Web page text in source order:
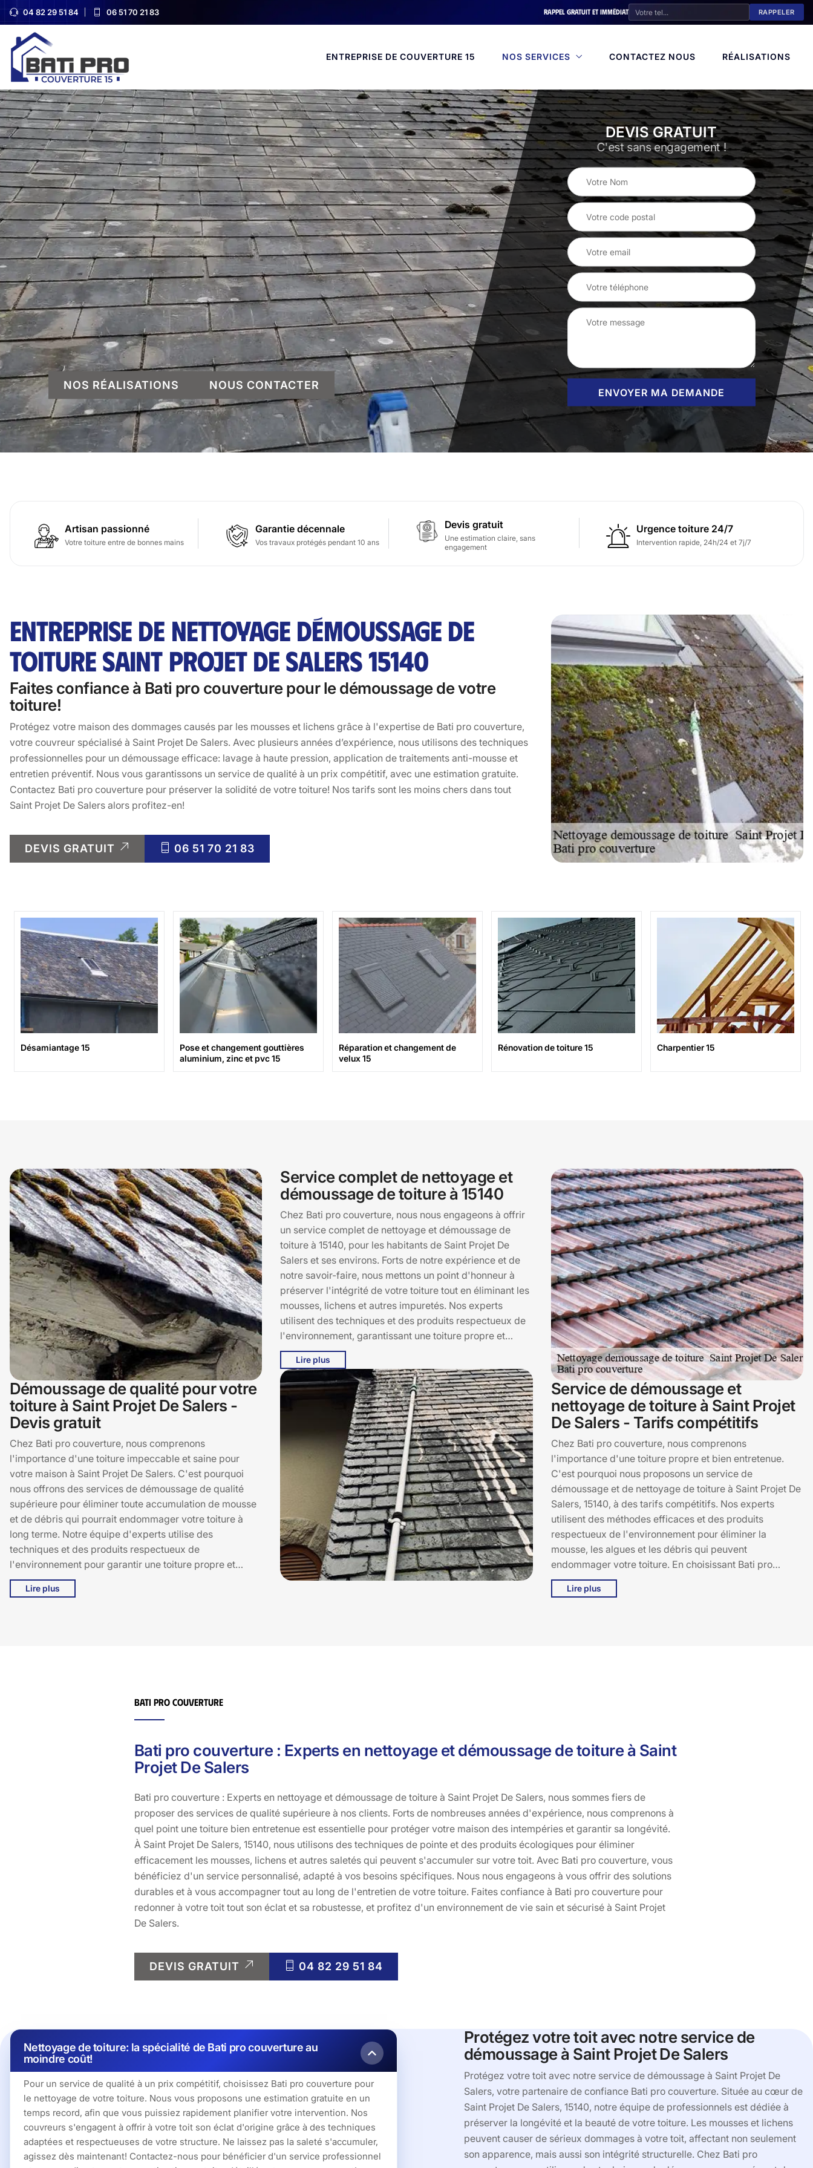
04 82 29 51 84 06 51 70 21 83 Rappel gratuit et immédiat
ENTREPRISE DE COUVERTURE 15 NOS SERVICES CONTACTEZ NOUS RÉALISATIONS
NOS RÉALISATIONS NOUS CONTACTER
DEVIS GRATUIT
C'est sans engagement !
Artisan passionné
Votre toiture entre de bonnes mains
Garantie décennale
Vos travaux protégés pendant 10 ans
Devis gratuit
Une estimation claire, sans
engagement
Urgence toiture 24/7
Intervention rapide, 24h/24 et 7j/7
ENTREPRISE DE NETTOYAGE DÉMOUSSAGE DE
TOITURE SAINT PROJET DE SALERS 15140
Faites confiance à Bati pro couverture pour le démoussage de votre
toiture!
Protégez votre maison des dommages causés par les mousses et lichens grâce à l'expertise de Bati pro couverture,
votre couvreur spécialisé à Saint Projet De Salers. Avec plusieurs années d’expérience, nous utilisons des techniques
professionnelles pour un démoussage efficace: lavage à haute pression, application de traitements anti-mousse et
entretien préventif. Nous vous garantissons un service de qualité à un prix compétitif, avec une estimation gratuite.
Contactez Bati pro couverture pour préserver la solidité de votre toiture! Nos tarifs sont les moins chers dans tout
Saint Projet De Salers alors profitez-en!
DEVIS GRATUIT 06 51 70 21 83
Désamiantage 15
Pose et changement gouttières
aluminium, zinc et pvc 15
Réparation et changement de
velux 15
Rénovation de toiture 15 Charpentier 15
Démoussage de qualité pour votre
toiture à Saint Projet De Salers -
Devis gratuit
Chez Bati pro couverture, nous comprenons
l'importance d'une toiture impeccable et saine pour
votre maison à Saint Projet De Salers. C'est pourquoi
nous offrons des services de démoussage de qualité
supérieure pour éliminer toute accumulation de mousse
et de débris qui pourrait endommager votre toiture à
long terme. Notre équipe d'experts utilise des
techniques et des produits respectueux de
l'environnement pour garantir une toiture propre et
durable. En nous choisissant, vous bénéficiez d'une
expertise locale reconnue et d'un service client
différence. Contactez-nous dès aujourd'hui pour
Lire plus
Service complet de nettoyage et
démoussage de toiture à 15140
Chez Bati pro couverture, nous nous engageons à offrir
un service complet de nettoyage et démoussage de
toiture à 15140, pour les habitants de Saint Projet De
Salers et ses environs. Forts de notre expérience et de
notre savoir-faire, nous mettons un point d'honneur à
préserver l'intégrité de votre toiture tout en éliminant les
mousses, lichens et autres impuretés. Nos experts
utilisent des techniques et des produits respectueux de
l'environnement, garantissant une toiture propre et
durable. Avec Bati pro couverture, vous bénéficiez d'un
diagnostic personnalisé et d'un service de haute qualité.
Que vous ayez besoin d'un nettoyage en profondeur ou
d'un démoussage régulier, nous sommes à votre service
pour assurer la longévité et l'esthétique de votre toiture.
Nous sommes fiers de contribuer à la beauté et à la
protection des habitations de Saint Projet De Salers et de
ses alentours. Faites confiance à Bati pro couverture
pour un toit impeccable et sans souci à 15140.
Lire plus
Service de démoussage et
nettoyage de toiture à Saint Projet
De Salers - Tarifs compétitifs
Chez Bati pro couverture, nous comprenons
l'importance d'une toiture propre et bien entretenue.
C'est pourquoi nous proposons un service de
démoussage et de nettoyage de toiture à Saint Projet De
Salers, 15140, à des tarifs compétitifs. Nos experts
utilisent des méthodes efficaces et des produits
respectueux de l'environnement pour éliminer la
mousse, les algues et les débris qui peuvent
endommager votre toiture. En choisissant Bati pro
couverture, vous bénéficiez d'une toiture plus belle et
plus durable, tout en augmentant la valeur de votre bien
Lire plus
Bati pro couverture
Bati pro couverture : Experts en nettoyage et démoussage de toiture à Saint
Projet De Salers
Bati pro couverture : Experts en nettoyage et démoussage de toiture à Saint Projet De Salers, nous sommes fiers de
proposer des services de qualité supérieure à nos clients. Forts de nombreuses années d'expérience, nous comprenons à
quel point une toiture bien entretenue est essentielle pour protéger votre maison des intempéries et garantir sa longévité.
À Saint Projet De Salers, 15140, nous utilisons des techniques de pointe et des produits écologiques pour éliminer
efficacement les mousses, lichens et autres saletés qui peuvent s'accumuler sur votre toit. Avec Bati pro couverture, vous
bénéficiez d'un service personnalisé, adapté à vos besoins spécifiques. Nous nous engageons à vous offrir des solutions
durables et à vous accompagner tout au long de l'entretien de votre toiture. Faites confiance à Bati pro couverture pour
redonner à votre toit tout son éclat et sa robustesse, et profitez d'un environnement de vie sain et sécurisé à Saint Projet
De Salers.
DEVIS GRATUIT 04 82 29 51 84
Nettoyage de toiture: la spécialité de Bati pro couverture au
moindre coût!
Pour un service de qualité à un prix compétitif, choisissez Bati pro couverture pour
le nettoyage de votre toiture. Nous vous proposons une estimation gratuite en un
temps record, afin que vous puissiez rapidement planifier votre intervention. Nos
couvreurs s'engagent à offrir à votre toit son éclat d'origine grâce à des techniques
adaptées et respectueuses de votre structure. Ne laissez pas la saleté s'accumuler,
agissez dès maintenant! Contactez-nous pour bénéficier d'un service professionnel
Protégez votre toit avec notre service de
démoussage à Saint Projet De Salers
Protégez votre toit avec notre service de démoussage à Saint Projet De
Salers, votre partenaire de confiance Bati pro couverture. Située au cœur de
Saint Projet De Salers, 15140, notre équipe de professionnels est dédiée à
préserver la longévité et la beauté de votre toiture. Les mousses et lichens
peuvent causer de sérieux dommages à votre toit, affectant non seulement
son apparence, mais aussi son intégrité structurelle. Chez Bati pro